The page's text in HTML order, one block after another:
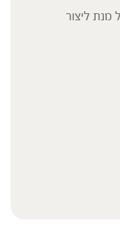
מנת ליצור